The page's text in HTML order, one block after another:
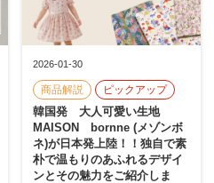
2026-01-30
商品解説 ピックアップ
韓国発 大人可愛い生地
MAISON bornne (メゾンボ
ネ)が日本発上陸！！独自で素
朴で温もりのあふれるデザイ
ンとその魅力をご紹介しま